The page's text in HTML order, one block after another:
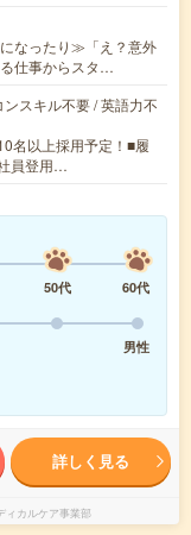
なったり≫「え？意外
仕事からスタ…
スキル不要 / 英語力不
名以上採用予定！■履
員登用…
50代
60代
男性
詳しく見る
カルケア事業部